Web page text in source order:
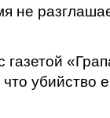
не
газетой
убийство